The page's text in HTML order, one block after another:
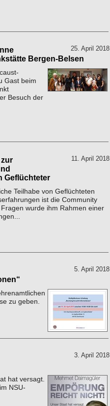
25. April 2018
Bergen-Belsen
Gast beim
Besuch der
11. April 2018
Geflüchteter
Teilhabe von Geflüchteten
ist die Community
wurde ihm Rahmen einer
5. April 2018
zu geben.
3. April 2018
hat versagt.
NSU-